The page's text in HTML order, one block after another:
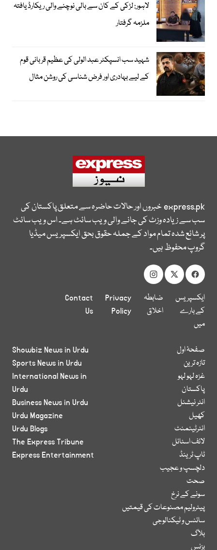
لاہور: لڑکی کے کان سے بالی نوچنے والی ریکارڈ یافتہ
ملزمہ گرفتار
شہید سب انسپکٹر عبد الولی کی عظیم قربانی قوم
کے لیے بہادری اور فرض شناسی کی روشن مثال
express.pkخبروں اور حالات حاضرہ سے متعلق پاکستان کی
سب سے زیادہ وزٹ کی جانے والی ویب سائٹ ہے۔ اس ویب سائٹ
پر شائع شدہ تمام مواد کے جملہ حقوق بحق ایکسپریس میڈیا
گروپ محفوظ ہیں۔
ایکسپریس
کے بارے
میں
ضابطہ
اخلاق
Privacy
Policy
Contact
Us
صفحۂ اول
تازہ ترین
غزہ لہو لہو
پاکستان
انٹر نیشنل
کھیل
انٹرٹینمنٹ
لائف اسٹائل
ٹاپ ٹرینڈ
دلچسپ و عجیب
صحت
سونے کے نرخ
پیٹرولیم مصنوعات کی قیمتیں
سائنس و ٹیکنالوجی
بلاگ
بزنس
Showbiz News in Urdu
Sports News in Urdu
International News in
Urdu
Business News in Urdu
Urdu Magazine
Urdu Blogs
The Express Tribune
Express Entertainment